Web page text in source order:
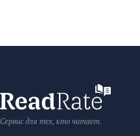
Сервис для тех, кто читает.